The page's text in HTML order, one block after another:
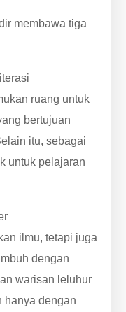
membawa tiga
ruang untuk
bertujuan
itu, sebagai
untuk pelajaran
ilmu, tetapi juga
dengan
warisan leluhur
hanya dengan